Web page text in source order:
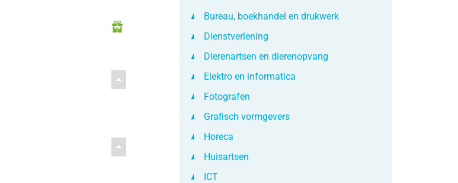
Bureau, boekhandel en drukwerk
Dienstverlening
Dierenartsen en dierenopvang
Elektro en informatica
Fotografen
Grafisch vormgevers
Horeca
Huisartsen
ICT